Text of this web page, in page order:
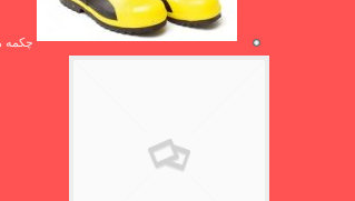
چکمه